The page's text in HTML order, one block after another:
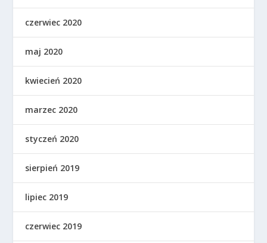
czerwiec 2020
maj 2020
kwiecień 2020
marzec 2020
styczeń 2020
sierpień 2019
lipiec 2019
czerwiec 2019